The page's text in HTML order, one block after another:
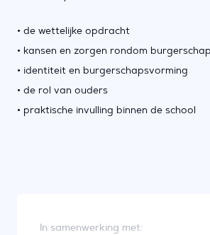
• de wettelijke opdracht
• kansen en zorgen rondom burgerschap
• identiteit en burgerschapsvorming
• de rol van ouders
• praktische invulling binnen de school
In samenwerking met: